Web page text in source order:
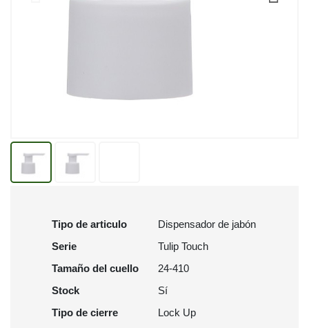
Tipo de articulo
Dispensador de jabón
Serie
Tulip Touch
Tamaño del cuello
24-410
Stock
Sí
Tipo de cierre
Lock Up